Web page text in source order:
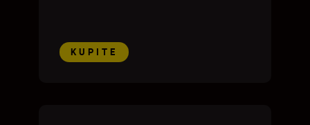
KUPITE